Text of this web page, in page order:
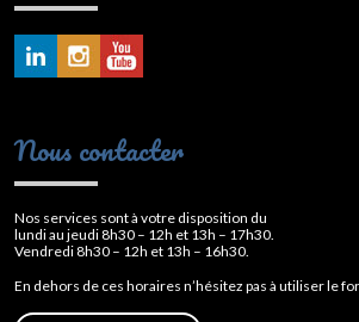
Nous contacter
Nos services sont à votre disposition du
lundi au jeudi 8h30 – 12h et 13h – 17h30.
Vendredi 8h30 – 12h et 13h – 16h30.
En dehors de ces horaires n’hésitez pas à utiliser le